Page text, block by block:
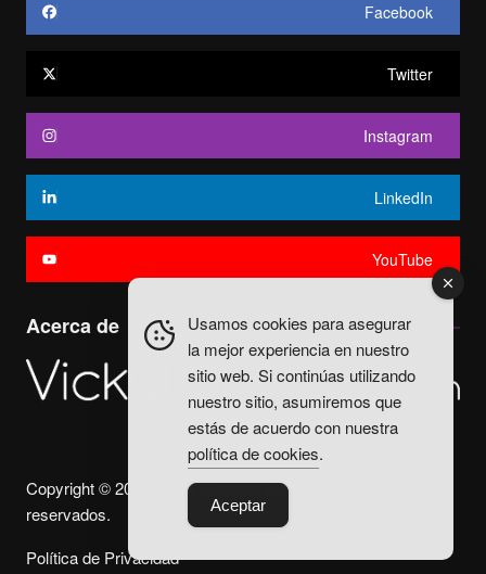
Facebook
Twitter
Instagram
LinkedIn
YouTube
Acerca de
Copyright © 2025. Vicky Fuentes Todos los derechos
reservados.
Política de Privacidad
Usamos cookies para asegurar
la mejor experiencia en nuestro
sitio web. Si continúas utilizando
nuestro sitio, asumiremos que
estás de acuerdo con nuestra
política de cookies.
Aceptar